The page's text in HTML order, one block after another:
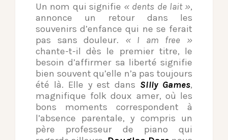
Un nom qui signifie « dents de lait »,
annonce un retour dans les
souvenirs d’enfance qui ne se ferait
pas sans douleur. « I am free »
chante-t-il dès le premier titre, le
besoin d’affirmer sa liberté signifie
bien souvent qu’elle n’a pas toujours
été là. Elle y est dans Silly Games,
magnifique folk doux amer, où les
bons moments correspondent à
l’absence parentale, y compris un
père professeur de piano qui